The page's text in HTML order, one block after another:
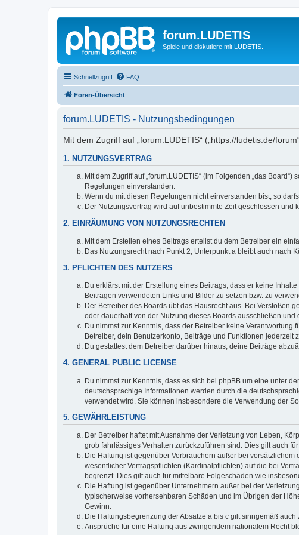
forum.LUDETIS
Spiele und diskutiere mit LUDETIS.
Schnellzugriff FAQ
Foren-Übersicht
forum.LUDETIS - Nutzungsbedingungen
Mit dem Zugriff auf „forum.LUDETIS“ („https://ludetis.de/
1. NUTZUNGSVERTRAG
Mit dem Zugriff auf „forum.LUDETIS“ (im Folgenden „das
Regelungen einverstanden.
Wenn du mit diesen Regelungen nicht einverstanden bist, so
Der Nutzungsvertrag wird auf unbestimmte Zeit geschlossen
2. EINRÄUMUNG VON NUTZUNGSRECHTEN
Mit dem Erstellen eines Beitrags erteilst du dem Betreiber ein
Das Nutzungsrecht nach Punkt 2, Unterpunkt a bleibt auch nach
3. PFLICHTEN DES NUTZERS
Du erklärst mit der Erstellung eines Beitrags, dass er keine
Beiträgen verwendeten Links und Bilder zu setzen bzw. zu
Der Betreiber des Boards übt das Hausrecht aus. Bei Verstößen
oder dauerhaft von der Nutzung dieses Boards ausschließen und
Du nimmst zur Kenntnis, dass der Betreiber keine
Betreiber, dein Benutzerkonto, Beiträge und Funktionen jederzeit
Du gestattest dem Betreiber darüber hinaus, deine Beiträge
4. GENERAL PUBLIC LICENSE
Du nimmst zur Kenntnis, dass es sich bei phpBB um eine unter der „
deutschsprachige Informationen werden durch die
verwendet wird. Sie können insbesondere die Verwendung der
5. GEWÄHRLEISTUNG
Der Betreiber haftet mit Ausnahme der Verletzung von Leben,
grob fahrlässiges Verhalten zurückzuführen sind. Dies gilt auch
Die Haftung ist gegenüber Verbrauchern außer bei
wesentlicher Vertragspflichten (Kardinalpflichten) auf die bei
begrenzt. Dies gilt auch für mittelbare Folgeschäden wie
Die Haftung ist gegenüber Unternehmern außer bei der
typischerweise vorhersehbaren Schäden und im Übrigen der
Gewinn.
Die Haftungsbegrenzung der Absätze a bis c gilt sinngemäß
Ansprüche für eine Haftung aus zwingendem nationalem Recht